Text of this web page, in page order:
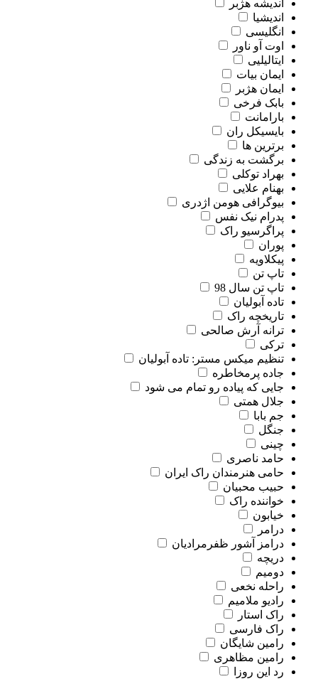
اندیشه هژبر
اندیشیا
انگلیسی
اوت آو ناور
ایتالیلیی
ایمان بیات
ایمان هژبر
بابک فرخی
بارامانت
بایسیکل ران
برترین ها
برگشت به زندگی
بهراد توکلی
بهنام علایی
بیوگرافی هومن اژدری
پدرام نیک نفس
پراگرسیو راک
پوران
پیکلاویه
تاپ تن
تاپ تن سال 98
تاده آبولیان
تاریخچه راک
ترانه آرش صالحی
ترکی
تنظیم میکس مستر: تاده آبولیان
جاده پرمخاطره
جایی که پیاده رو تمام می شود
جلال همتی
جم بابا
جنگل
چینی
حامد ناصری
حامی هنرمندان راک ایران
حبیب محبیان
خواننده راک
خیابون
درامر
درامز آشور ظفرمرادیان
دریچه
دومیم
راحله نخعی
رادیو ملامیم
راک استار
راک فارسی
رامین شایگان
رامین مظاهری
رد این روزا